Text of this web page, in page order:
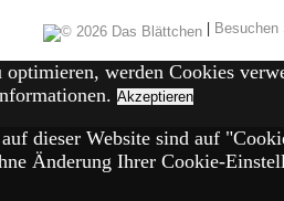
|
werden Cookies
Akzeptieren
dieser Website sind auf
Änderung Ihrer Cookie-